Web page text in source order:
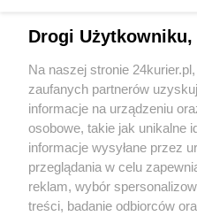
Zapamiętać?
Zaloguj
Drogi Użytkowniku,
Na naszej stronie
zaufanych partnerów
informacje na urządzeniu
osobowe, takie jak unikalne
informacje wysyłane przez
przeglądania w celu
reklam, wybór
treści, badanie odbiorców